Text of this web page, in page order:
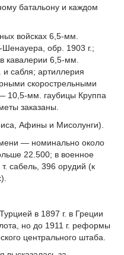
батальону и каждом
войсках 6,5-мм.
обр. 1903 г.;
кавалерии 6,5-мм.
и сабля; артиллерия
скорострельными
10,5-мм. гаубицы Круппа
заказаны.
Афины и Мисолунги).
— номинально около
22.500; в военное
сабель, 396 орудий (к
в 1897 г. в Греции
но до 1911 г. реформы
центрального штаба.